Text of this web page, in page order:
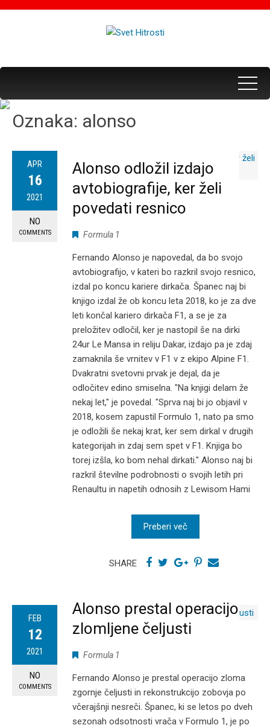
Oznaka: alonso
APR
16
2021
NO
COMMENTS
Alonso odložil izdajo
avtobiografije, ker želi
povedati resnico
Formula 1
Fernando Alonso je napovedal, da bo svojo
avtobiografijo, v kateri bo razkril svojo resnico,
izdal po koncu kariere dirkača. Španec naj bi
knjigo izdal že ob koncu leta 2018, ko je za dve
leti končal kariero dirkača F1, a se je za
preložitev odločil, ker je nastopil še na dirki
24ur Le Mansa in reliju Dakar, izdajo pa je zdaj
zamaknila še vrnitev v F1 v z ekipo Alpine F1.
Dvakratni svetovni prvak je dejal, da je
odločitev edino smiselna. "Na knjigi delam že
nekaj let," je povedal. "Sprva naj bi jo objavil v
2018, kosem zapustil Formulo 1, nato pa smo
je odložili še nekaj krat, ker sem dirkal v drugih
kategorijah in zdaj sem spet v F1. Knjiga bo
torej izšla, ko bom nehal dirkati." Alonso naj bi
razkril številne podrobnosti o svojih letih pri
Renaultu in napetih odnosih z Lewisom Hami
Preberi več
SHARE
FEB
12
2021
NO
COMMENTS
Alonso prestal operacijo
zlomljene čeljusti
Formula 1
Fernando Alonso je prestal operacijo zloma
zgornje čeljusti in rekonstrukcijo zobovja po
včerajšnji nesreči. Španec, ki se letos po dveh
sezonah odsotnosti vrača v Formulo 1, je po